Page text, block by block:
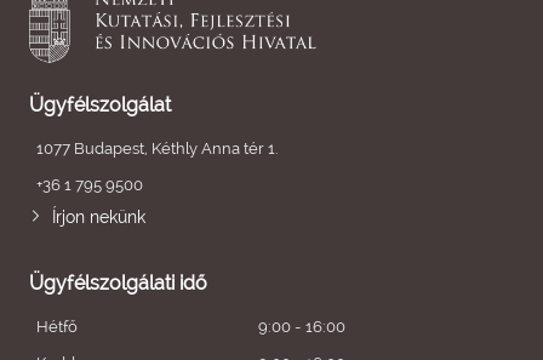
Ügyfélszolgálat
1077 Budapest, Kéthly Anna tér 1.
+36 1 795 9500
Írjon nekünk
Ügyfélszolgálati idő
Hétfő
9:00 - 16:00